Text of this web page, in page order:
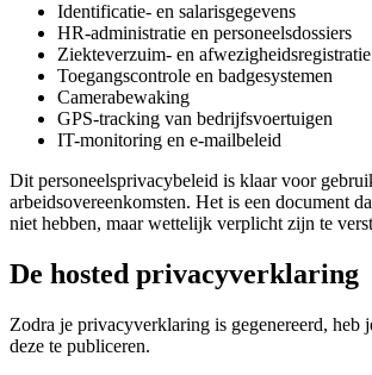
Identificatie- en salarisgegevens
HR-administratie en personeelsdossiers
Ziekteverzuim- en afwezigheidsregistratie
Toegangscontrole en badgesystemen
Camerabewaking
GPS-tracking van bedrijfsvoertuigen
IT-monitoring en e-mailbeleid
Dit personeelsprivacybeleid is klaar voor
arbeidsovereenkomsten. Het is een document
niet hebben, maar wettelijk verplicht zijn te
De hosted privacyverklaring
Zodra je privacyverklaring is gegenereerd, heb
deze te publiceren.